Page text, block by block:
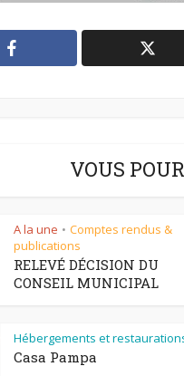
VOUS
A la une • Comptes rendus &
publications
RELEVÉ DÉCISION DU
CONSEIL MUNICIPAL
Hébergements et
Casa Pampa